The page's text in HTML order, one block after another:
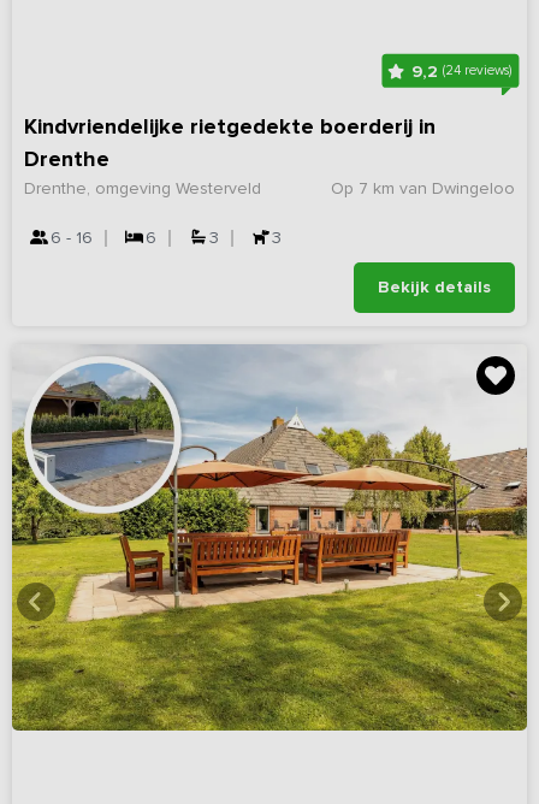
9,2(24 reviews)
Kindvriendelijke rietgedekte boerderij in
Drenthe
Op 7 km van Dwingeloo
Drenthe, omgeving Westerveld
6 - 16 6 3 3
Bekijk details